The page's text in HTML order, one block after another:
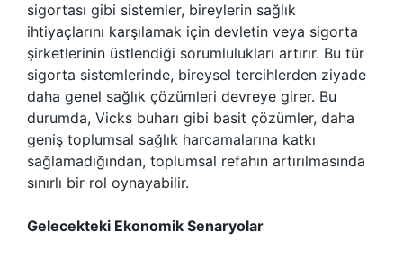
sigortası gibi sistemler, bireylerin sağlık
ihtiyaçlarını karşılamak için devletin veya sigorta
şirketlerinin üstlendiği sorumlulukları artırır. Bu tür
sigorta sistemlerinde, bireysel tercihlerden ziyade
daha genel sağlık çözümleri devreye girer. Bu
durumda, Vicks buharı gibi basit çözümler, daha
geniş toplumsal sağlık harcamalarına katkı
sağlamadığından, toplumsal refahın artırılmasında
sınırlı bir rol oynayabilir.
Gelecekteki Ekonomik Senaryolar